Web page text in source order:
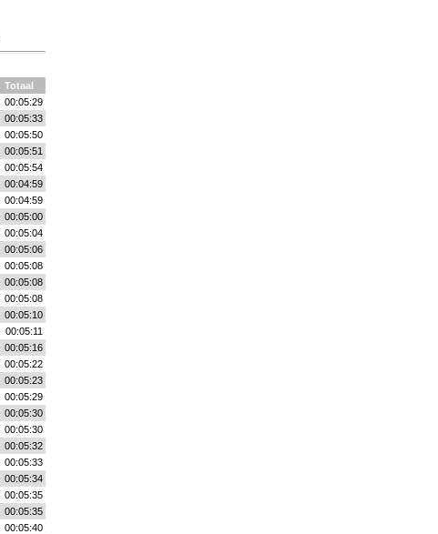
Totaal
00:05:29
00:05:33
00:05:50
00:05:51
00:05:54
00:04:59
00:04:59
00:05:00
00:05:04
00:05:06
00:05:08
00:05:08
00:05:08
00:05:10
00:05:11
00:05:16
00:05:22
00:05:23
00:05:29
00:05:30
00:05:30
00:05:32
00:05:33
00:05:34
00:05:35
00:05:35
00:05:40